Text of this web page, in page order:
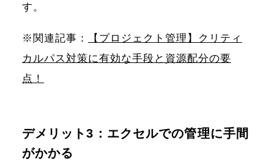
す。
※関連記事：
【プロジェクト管理】クリティ
カルパス対策に有効な手段と資源配分の要
点！
デメリット3：エクセルでの管理に手間
がかかる